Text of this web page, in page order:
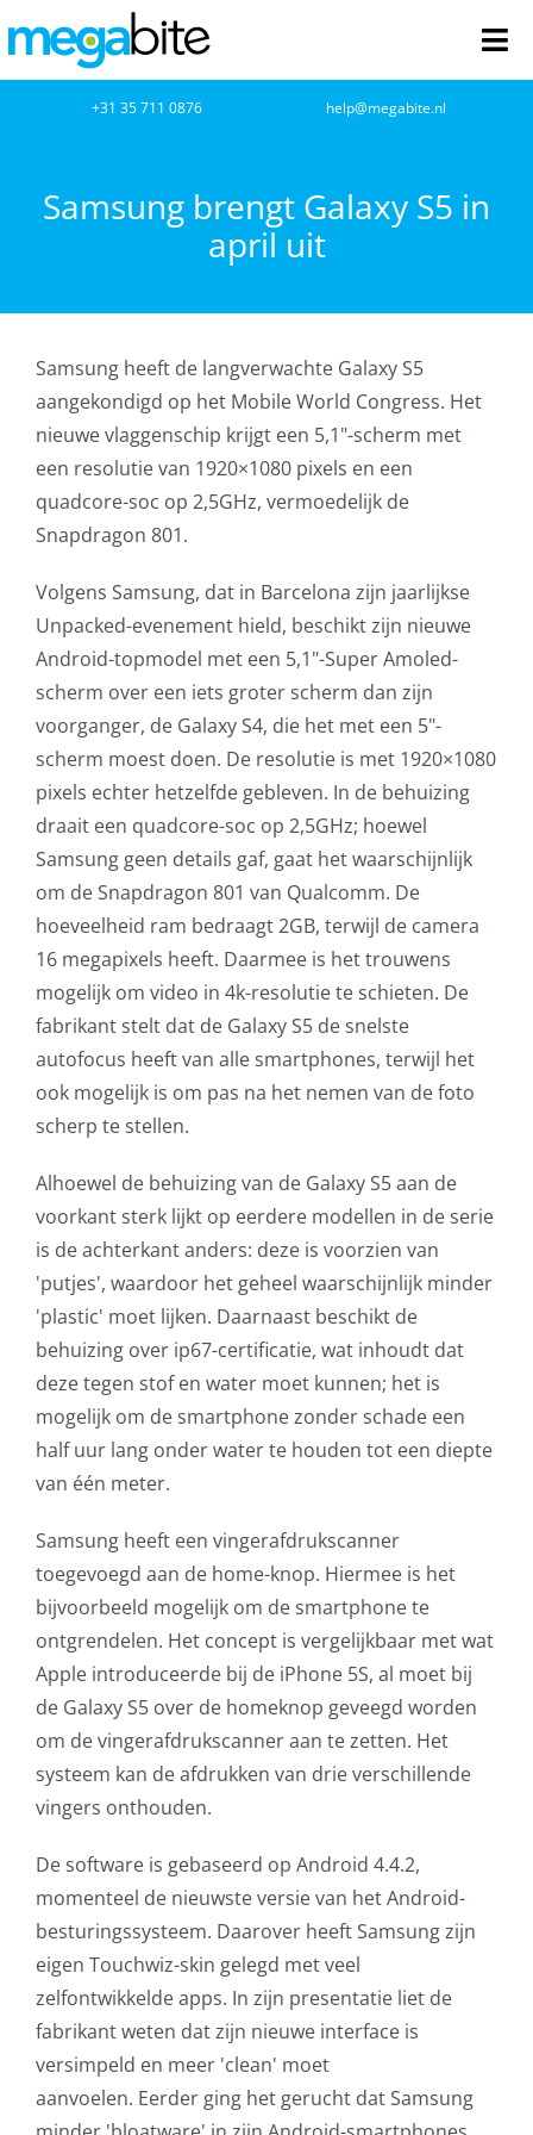
naar
inhoud
Cloud Computing
VOIP
Microsoft NCE
Office365
Glasvezelverbindingen
Microsoft software licenties
SLA overeenkomsten
Remote Help
WordPress SLA Contract
Contact
+31 35 711 0876 help@megabite.nl
Samsung brengt Galaxy S5 in
april uit
Samsung heeft de langverwachte Galaxy S5
aangekondigd op het Mobile World Congress. Het
nieuwe vlaggenschip krijgt een 5,1"-scherm met
een resolutie van 1920×1080 pixels en een
quadcore-soc op 2,5GHz, vermoedelijk de
Snapdragon 801.
Volgens Samsung, dat in Barcelona zijn jaarlijkse
Unpacked-evenement hield, beschikt zijn nieuwe
Android-topmodel met een 5,1"-Super Amoled-
scherm over een iets groter scherm dan zijn
voorganger, de Galaxy S4, die het met een 5"-
scherm moest doen. De resolutie is met 1920×1080
pixels echter hetzelfde gebleven. In de behuizing
draait een quadcore-soc op 2,5GHz; hoewel
Samsung geen details gaf, gaat het waarschijnlijk
om de Snapdragon 801 van Qualcomm. De
hoeveelheid ram bedraagt 2GB, terwijl de camera
16 megapixels heeft. Daarmee is het trouwens
mogelijk om video in 4k-resolutie te schieten. De
fabrikant stelt dat de Galaxy S5 de snelste
autofocus heeft van alle smartphones, terwijl het
ook mogelijk is om pas na het nemen van de foto
scherp te stellen.
Alhoewel de behuizing van de Galaxy S5 aan de
voorkant sterk lijkt op eerdere modellen in de serie
is de achterkant anders: deze is voorzien van
'putjes', waardoor het geheel waarschijnlijk minder
'plastic' moet lijken. Daarnaast beschikt de
behuizing over ip67-certificatie, wat inhoudt dat
deze tegen stof en water moet kunnen; het is
mogelijk om de smartphone zonder schade een
half uur lang onder water te houden tot een diepte
van één meter.
Samsung heeft een vingerafdrukscanner
toegevoegd aan de home-knop. Hiermee is het
bijvoorbeeld mogelijk om de smartphone te
ontgrendelen. Het concept is vergelijkbaar met wat
Apple introduceerde bij de iPhone 5S, al moet bij
de Galaxy S5 over de homeknop geveegd worden
om de vingerafdrukscanner aan te zetten. Het
systeem kan de afdrukken van drie verschillende
vingers onthouden.
De software is gebaseerd op Android 4.4.2,
momenteel de nieuwste versie van het Android-
besturingssysteem. Daarover heeft Samsung zijn
eigen Touchwiz-skin gelegd met veel
zelfontwikkelde apps. In zijn presentatie liet de
fabrikant weten dat zijn nieuwe interface is
versimpeld en meer 'clean' moet
aanvoelen. Eerder ging het gerucht dat Samsung